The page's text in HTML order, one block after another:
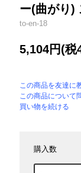
ー(曲がり)
to-en-18
5,104円(税
この商品を友達に
この商品について
買い物を続ける
購入数